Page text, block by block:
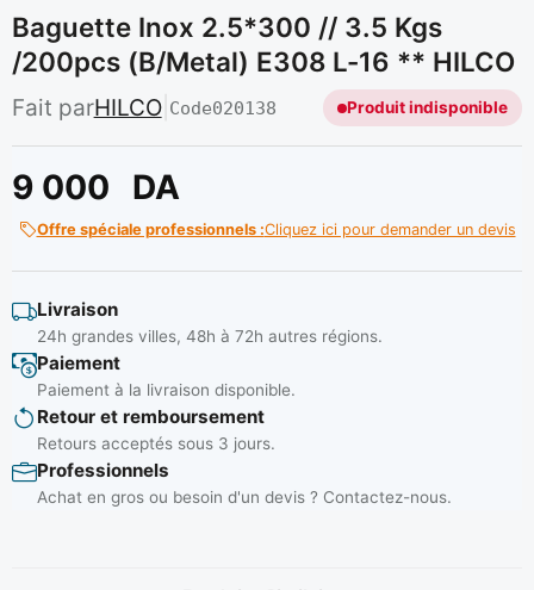
Baguette Inox 2.5*300 // 3.5 Kgs
/200pcs (b/metal) E308 L-16 ** HILCO
Fait parHILCO| Code020138 Produit indisponible
9 000 DA
Offre spéciale professionnels :Cliquez ici pour demander un devis
Livraison
24h grandes villes, 48h à 72h autres régions.
Paiement
Paiement à la livraison disponible.
Retour et remboursement
Retours acceptés sous 3 jours.
Professionnels
Achat en gros ou besoin d'un devis ? Contactez-nous.